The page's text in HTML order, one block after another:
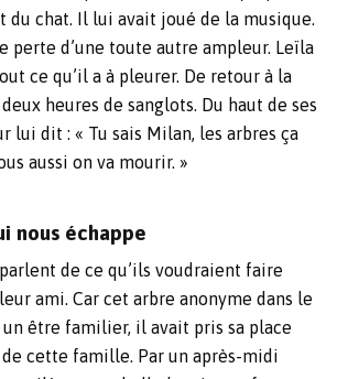
du chat. Il lui avait joué de la musique.
perte d’une toute autre ampleur. Leïla
ce qu’il a à pleurer. De retour à la
heures de sanglots. Du haut de ses
lui dit : « Tu sais Milan, les arbres ça
aussi on va mourir. »
nous échappe
de ce qu’ils voudraient faire
ami. Car cet arbre anonyme dans le
être familier, il avait pris sa place
cette famille. Par un après-midi